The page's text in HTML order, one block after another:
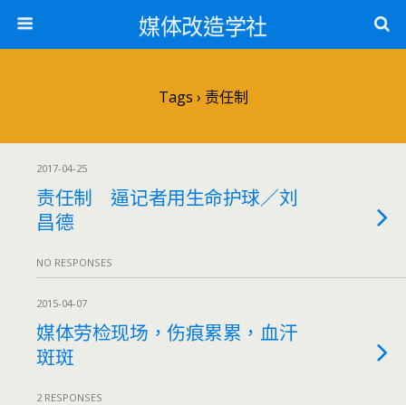
媒体改造学社
Tags › 责任制
2017-04-25
责任制 逼记者用生命护球／刘
昌德
NO RESPONSES
2015-04-07
媒体劳检现场，伤痕累累，血汗
斑斑
2 RESPONSES